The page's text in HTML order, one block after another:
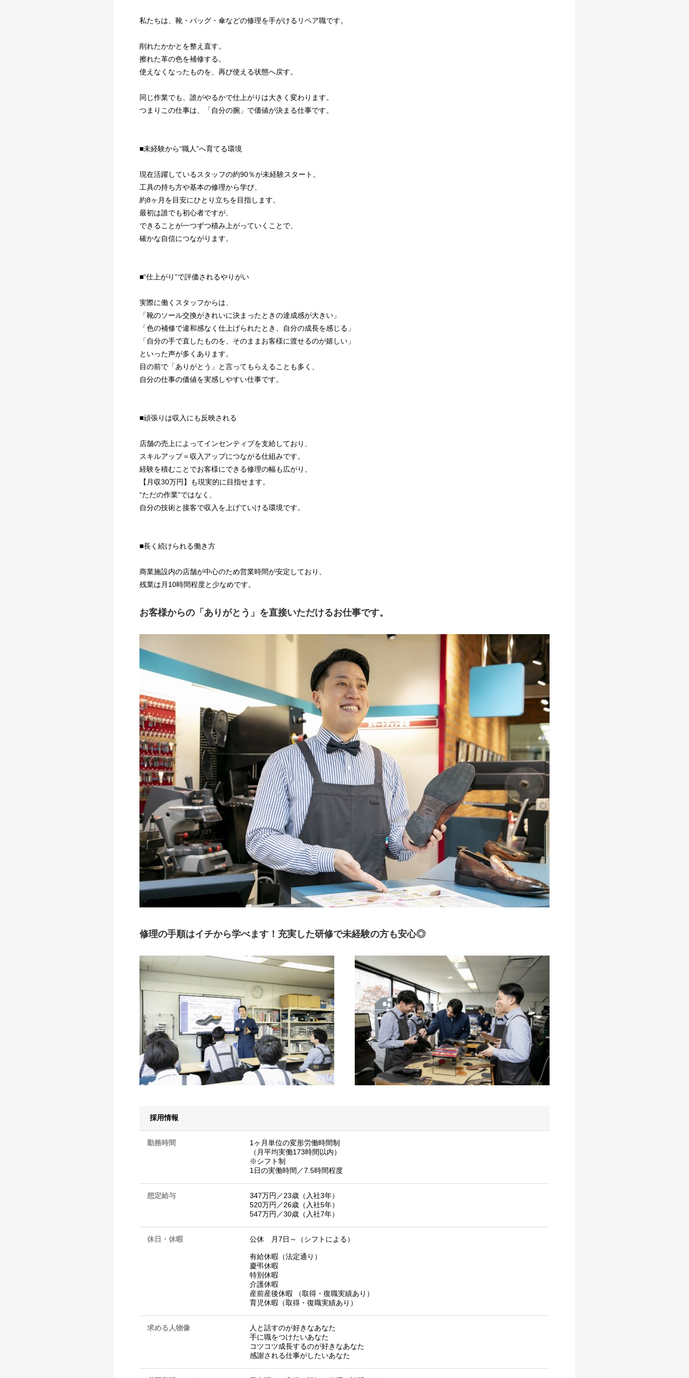
私たちは、靴・バッグ・傘などの修理を手がけるリペア職です。
削れたかかとを整え直す。
擦れた革の色を補修する。
使えなくなったものを、再び使える状態へ戻す。
同じ作業でも、誰がやるかで仕上がりは大きく変わります。
つまりこの仕事は、「自分の腕」で価値が決まる仕事です。
■未経験から“職人”へ育てる環境
現在活躍しているスタッフの約90％が未経験スタート。
工具の持ち方や基本の修理から学び、
約8ヶ月を目安にひとり立ちを目指します。
最初は誰でも初心者ですが、
できることが一つずつ積み上がっていくことで、
確かな自信につながります。
■“仕上がり”で評価されるやりがい
実際に働くスタッフからは、
「靴のソール交換がきれいに決まったときの達成感が大きい」
「色の補修で違和感なく仕上げられたとき、自分の成長を感じる」
「自分の手で直したものを、そのままお客様に渡せるのが嬉しい」
といった声が多くあります。
目の前で「ありがとう」と言ってもらえることも多く、
自分の仕事の価値を実感しやすい仕事です。
■頑張りは収入にも反映される
店舗の売上によってインセンティブを支給しており、
スキルアップ＝収入アップにつながる仕組みです。
経験を積むことでお客様にできる修理の幅も広がり、
【月収30万円】も現実的に目指せます。
“ただの作業”ではなく、
自分の技術と接客で収入を上げていける環境です。
■長く続けられる働き方
商業施設内の店舗が中心のため営業時間が安定しており、
残業は月10時間程度と少なめです。
お客様からの「ありがとう」を直接いただけるお仕事です。
修理の手順はイチから学べます！充実した研修で未経験の方も安心◎
採用情報
勤務時間
1ヶ月単位の変形労働時間制
（月平均実働173時間以内）
※シフト制
1日の実働時間／7.5時間程度
想定給与
347万円／23歳（入社3年）
520万円／26歳（入社5年）
547万円／30歳（入社7年）
休日・休暇 公休 月7日～（シフトによる）
有給休暇（法定通り）
慶弔休暇
特別休暇
介護休暇
産前産後休暇 （取得・復職実績あり）
育児休暇（取得・復職実績あり）
求める人物像
人と話すのが好きなあなた
手に職をつけたいあなた
コツコツ成長するのが好きなあなた
感謝される仕事がしたいあなた